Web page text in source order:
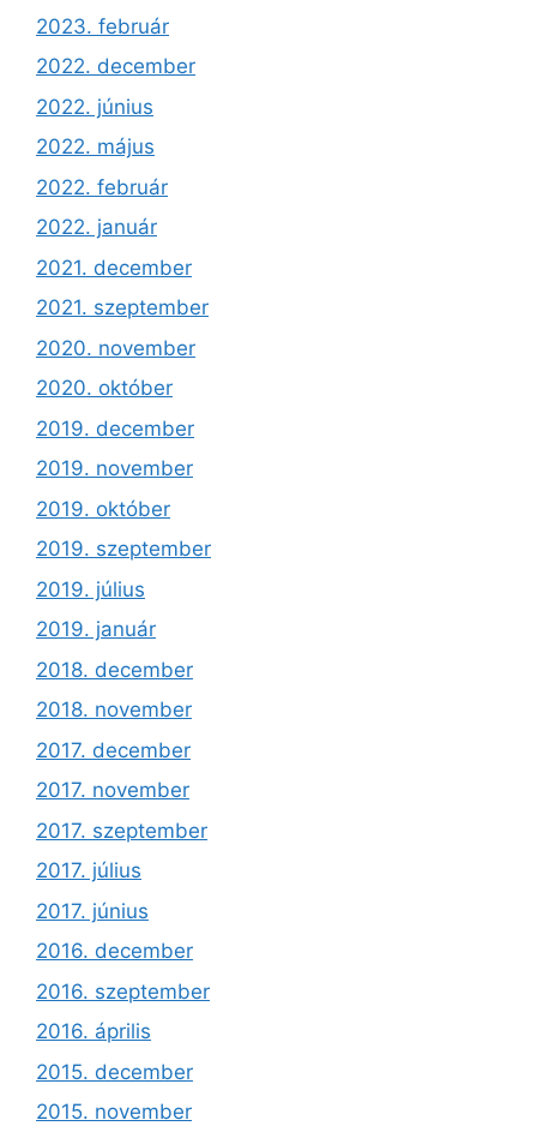
2023. február
2022. december
2022. június
2022. május
2022. február
2022. január
2021. december
2021. szeptember
2020. november
2020. október
2019. december
2019. november
2019. október
2019. szeptember
2019. július
2019. január
2018. december
2018. november
2017. december
2017. november
2017. szeptember
2017. július
2017. június
2016. december
2016. szeptember
2016. április
2015. december
2015. november